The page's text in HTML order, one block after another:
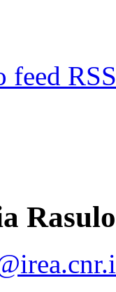
feed RSS
Rasulo